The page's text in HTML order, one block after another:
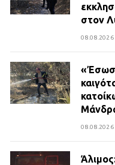
στον
08.08.2026
08.08.2026